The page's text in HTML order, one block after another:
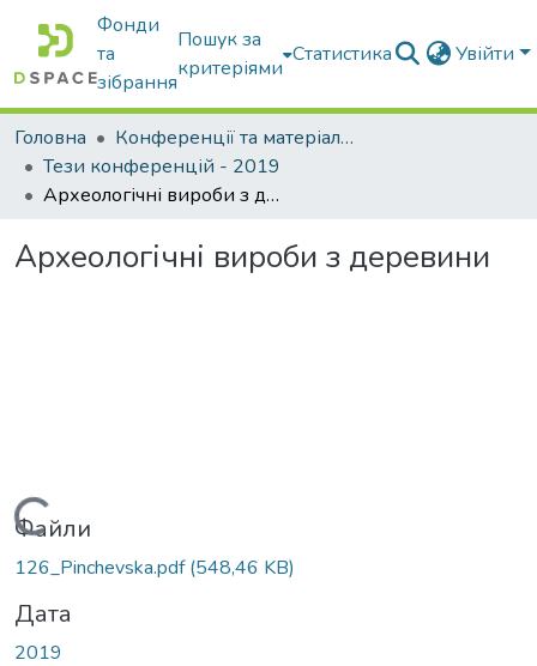
Фонди
та
зібрання
Пошук за
критеріями
Статистика Увійти
Головна
Конференції та матеріали конференцій
Тези конференцій - 2019
Археологічні вироби з деревини
Археологічні вироби з деревини
Вантажиться...
Файли
126_Pinchevska.pdf(548,46 KB)
Дата
2019